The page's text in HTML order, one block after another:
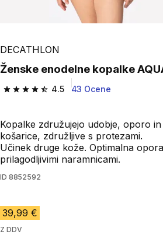
DECATHLON
Ženske enodelne kopalke
4.5
4.5 od 5 zvezdic from 43 ocene
43 Ocene
Kopalke združujejo udobje, oporo
košarice, združljive s protezami.
Učinek druge kože. Optimalna
prilagodljivimi naramnicami.
ID 8852592
39,99 €
Z DDV